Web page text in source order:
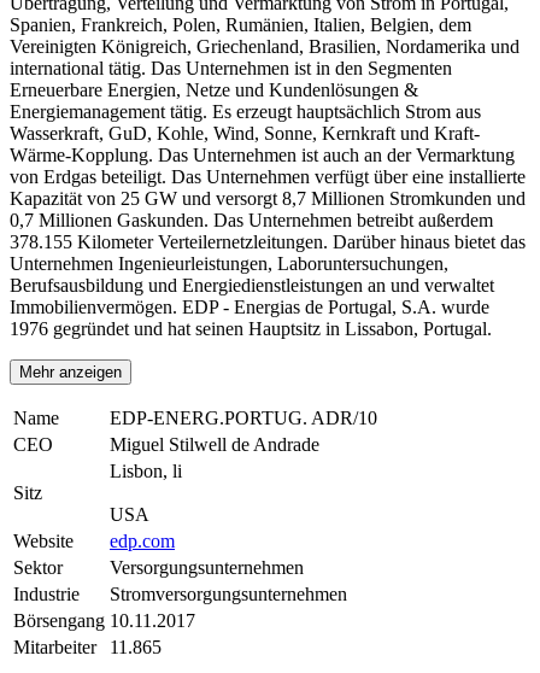
Spanien, Frankreich, Polen, Rumänien, Italien, Belgien, dem
Vereinigten Königreich, Griechenland, Brasilien, Nordamerika und
international tätig. Das Unternehmen ist in den Segmenten
Erneuerbare Energien, Netze und Kundenlösungen &
Energiemanagement tätig. Es erzeugt hauptsächlich Strom aus
Wasserkraft, GuD, Kohle, Wind, Sonne, Kernkraft und Kraft-
Wärme-Kopplung. Das Unternehmen ist auch an der Vermarktung
von Erdgas beteiligt. Das Unternehmen verfügt über eine installierte
Kapazität von 25 GW und versorgt 8,7 Millionen Stromkunden und
0,7 Millionen Gaskunden. Das Unternehmen betreibt außerdem
378.155 Kilometer Verteilernetzleitungen. Darüber hinaus bietet das
Unternehmen Ingenieurleistungen, Laboruntersuchungen,
Berufsausbildung und Energiedienstleistungen an und verwaltet
Immobilienvermögen. EDP - Energias de Portugal, S.A. wurde
1976 gegründet und hat seinen Hauptsitz in Lissabon, Portugal.
Mehr anzeigen
Name
EDP-ENERG.PORTUG. ADR/10
CEO
Miguel Stilwell de Andrade
Sitz
Lisbon, li
USA
Website
edp.com
Sektor
Versorgungsunternehmen
Industrie
Stromversorgungsunternehmen
Börsengang 10.11.2017
Mitarbeiter
11.865